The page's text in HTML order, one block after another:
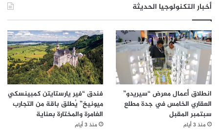
أخبار التكنولوجيا الحديثة
انطلاق أعمال معرض “سيريدو”
العقاري الخامس في جدة مطلع
سبتمبر المقبل
منذ 3 أيام
فندق “فير يارستايتن كمبينسكي
ميونيخ” يُطلق باقة من التجارب
الغامرة والمختارة بعناية
منذ 3 أيام